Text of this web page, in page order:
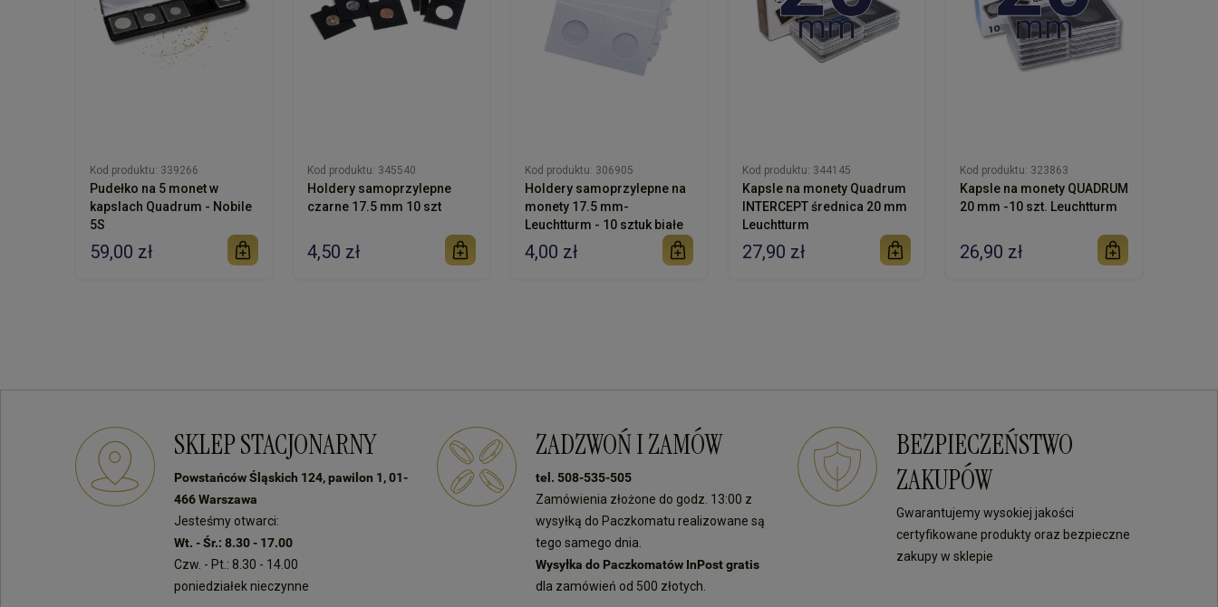
Kod produktu: 339266
Pudełko na 5 monet w
kapslach Quadrum - Nobile
5S
59,00 zł
Kod produktu: 345540
Holdery samoprzylepne
czarne 17.5 mm 10 szt
4,50 zł
Kod produktu: 306905
Holdery samoprzylepne na
monety 17.5 mm-
Leuchtturm - 10 sztuk białe
4,00 zł
Kod produktu: 344145
Kapsle na monety Quadrum
INTERCEPT średnica 20 mm
Leuchtturm
27,90 zł
Kod produktu: 323863
Kapsle na monety QUADRUM
20 mm -10 szt. Leuchtturm
26,90 zł
SKLEP STACJONARNY
Powstańców Śląskich 124, pawilon 1, 01-
466 Warszawa
Jesteśmy otwarci:
Wt. - Śr.: 8.30 - 17.00
Czw. - Pt.: 8.30 - 14.00
poniedziałek nieczynne
ZADZWOŃ I ZAMÓW
tel. 508-535-505
Zamówienia złożone do godz. 13:00 z
wysyłką do Paczkomatu realizowane są
tego samego dnia.
Wysyłka do Paczkomatów InPost gratis
dla zamówień od 500 złotych.
BEZPIECZEŃSTWO
ZAKUPÓW
Gwarantujemy wysokiej jakości
certyfikowane produkty oraz bezpieczne
zakupy w sklepie